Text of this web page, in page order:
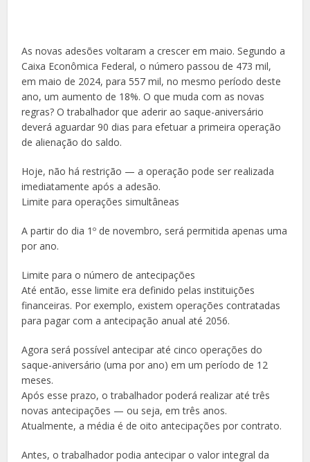
As novas adesões voltaram a crescer em maio. Segundo a
Caixa Econômica Federal, o número passou de 473 mil,
em maio de 2024, para 557 mil, no mesmo período deste
ano, um aumento de 18%. O que muda com as novas
regras? O trabalhador que aderir ao saque-aniversário
deverá aguardar 90 dias para efetuar a primeira operação
de alienação do saldo.
Hoje, não há restrição — a operação pode ser realizada
imediatamente após a adesão.
Limite para operações simultâneas
A partir do dia 1º de novembro, será permitida apenas uma
por ano.
Limite para o número de antecipações
Até então, esse limite era definido pelas instituições
financeiras. Por exemplo, existem operações contratadas
para pagar com a antecipação anual até 2056.
Agora será possível antecipar até cinco operações do
saque-aniversário (uma por ano) em um período de 12
meses.
Após esse prazo, o trabalhador poderá realizar até três
novas antecipações — ou seja, em três anos.
Atualmente, a média é de oito antecipações por contrato.
Antes, o trabalhador podia antecipar o valor integral da